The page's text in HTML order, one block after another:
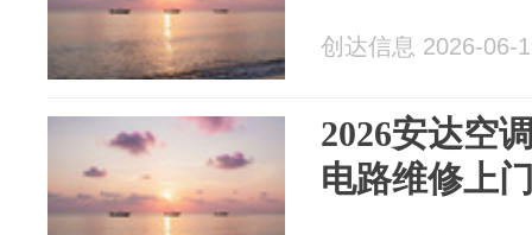
创达信息 2026-06-
2026安达空
电路维修上